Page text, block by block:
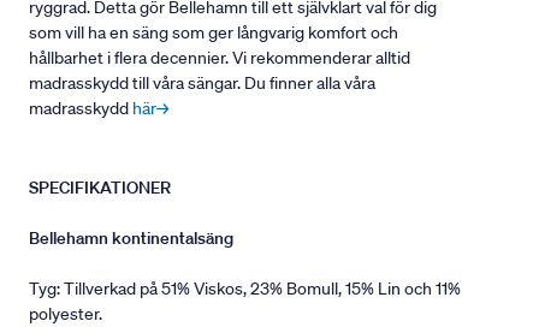
ryggrad. Detta gör Bellehamn till ett självklart val för dig
som vill ha en säng som ger långvarig komfort och
hållbarhet i flera decennier. Vi rekommenderar alltid
madrasskydd till våra sängar. Du finner alla våra
madrasskydd här→
SPECIFIKATIONER
Bellehamn kontinentalsäng
Tyg: Tillverkad på 51% Viskos, 23% Bomull, 15% Lin och 11%
polyester.